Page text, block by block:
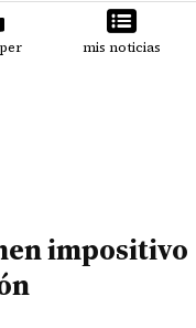
mis noticias
impositivo